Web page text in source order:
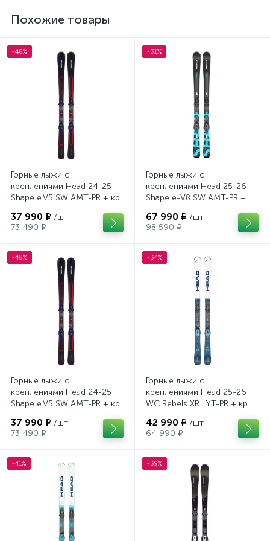
Похожие товары
-48%
Горные лыжи с
креплениями Head 24-25
Shape e.V5 SW AMT-PR + кр.
37 990 ₽ /шт
73 490 ₽
-31%
Горные лыжи с
креплениями Head 25-26
Shape e-V8 SW AMT-PR +
67 990 ₽ /шт
98 590 ₽
-48%
Горные лыжи с
креплениями Head 24-25
Shape e.V5 SW AMT-PR + кр.
37 990 ₽ /шт
73 490 ₽
-34%
Горные лыжи с
креплениями Head 25-26
WC Rebels XR LYT-PR + кр.
42 990 ₽ /шт
64 990 ₽
-41% -39%